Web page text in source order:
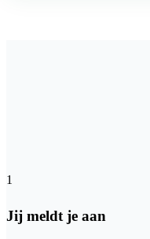
1
Jij meldt je aan